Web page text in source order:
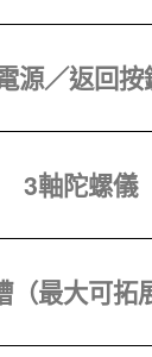
源／返回按
3軸陀螺儀
最大可拓